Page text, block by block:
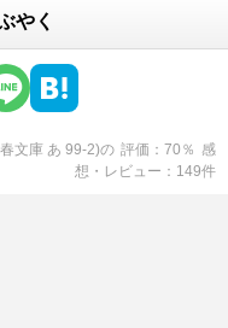
やく
文庫 あ 99-2)の 評価 70 ％ 感
想・レビュー
149件